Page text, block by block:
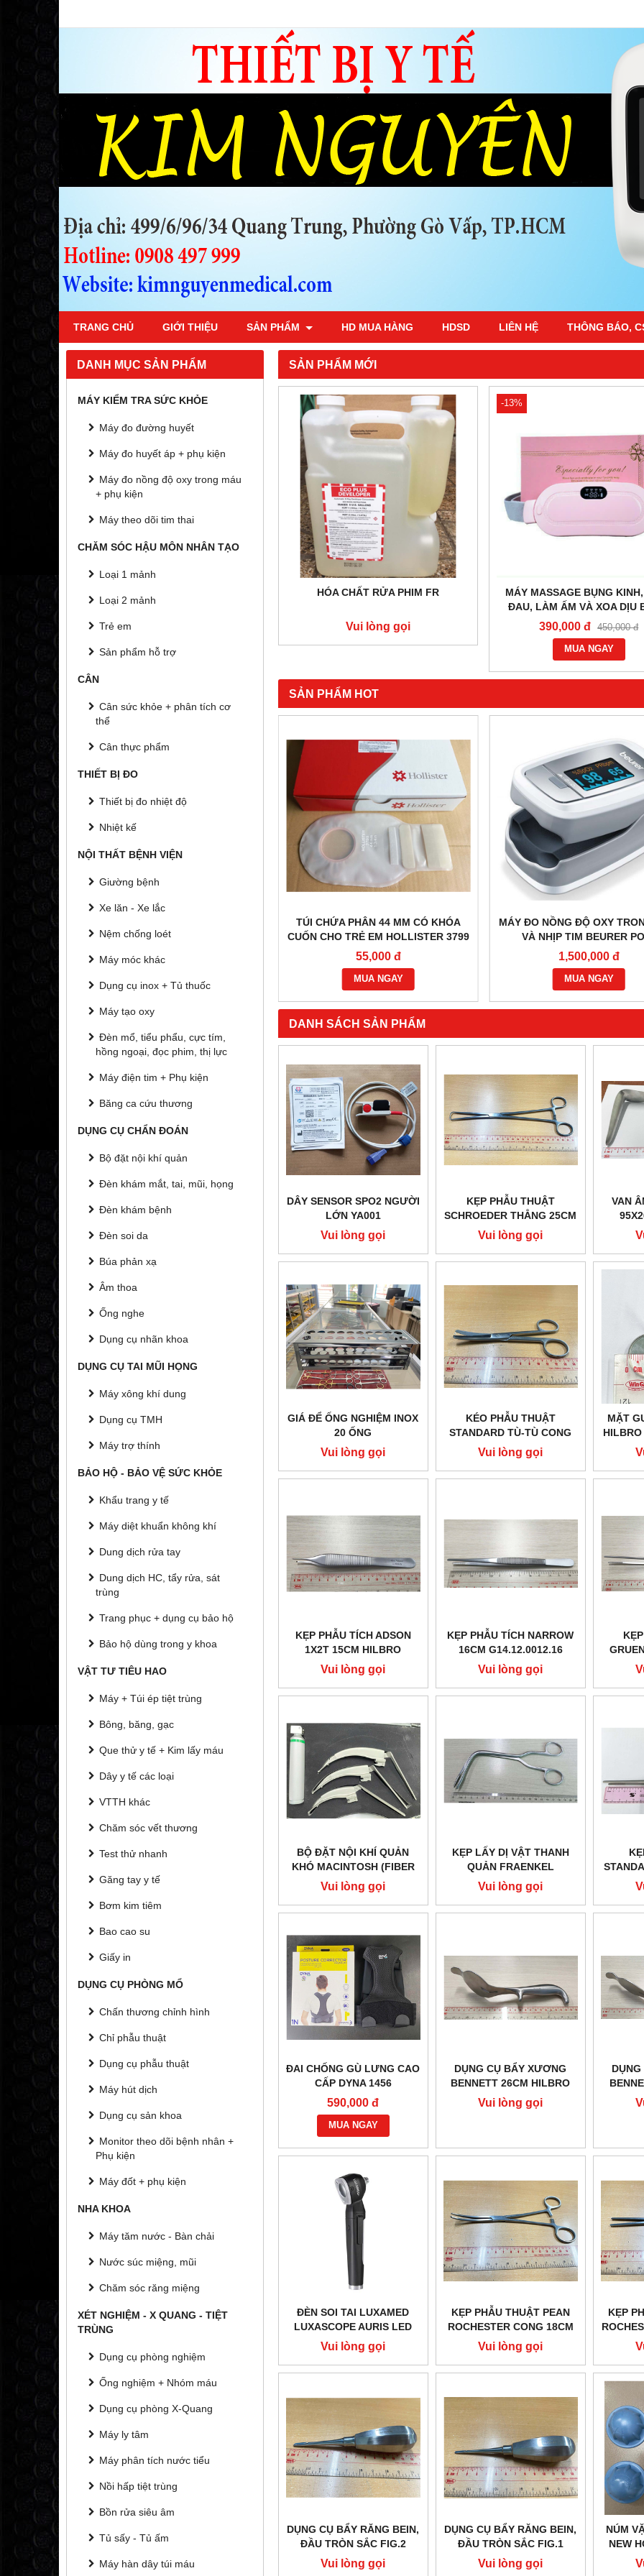
TRANG CHỦ GIỚI THIỆU SẢN PHẨM HD MUA HÀNG HDSD LIÊN HỆ THÔNG BÁO,
DANH MỤC SẢN PHẨM
MÁY KIỂM TRA SỨC KHỎE
Máy đo đường huyết
Máy đo huyết áp + phụ kiện
Máy đo nồng độ oxy trong máu
+ phụ kiện
Máy theo dõi tim thai
CHĂM SÓC HẬU MÔN NHÂN TẠO
Loại 1 mảnh
Loại 2 mảnh
Trẻ em
Sản phẩm hỗ trợ
CÂN
Cân sức khỏe + phân tích cơ
thể
Cân thực phẩm
THIẾT BỊ ĐO
Thiết bị đo nhiệt độ
Nhiệt kế
NỘI THẤT BỆNH VIỆN
Giường bệnh
Xe lăn - Xe lắc
Nệm chống loét
Máy móc khác
Dụng cụ inox + Tủ thuốc
Máy tạo oxy
Đèn mổ, tiểu phẩu, cực tím,
hồng ngoại, đọc phim, thị lực
Máy điện tim + Phụ kiện
Băng ca cứu thương
DỤNG CỤ CHẨN ĐOÁN
Bộ đặt nội khí quản
Đèn khám mắt, tai, mũi, họng
Đèn khám bệnh
Đèn soi da
Búa phản xạ
Âm thoa
Ống nghe
Dụng cụ nhãn khoa
DỤNG CỤ TAI MŨI HỌNG
Máy xông khí dung
Dụng cụ TMH
Máy trợ thính
BẢO HỘ - BẢO VỆ SỨC KHỎE
Khẩu trang y tế
Máy diệt khuẩn không khí
Dung dịch rửa tay
Dung dịch HC, tẩy rửa, sát
trùng
Trang phục + dụng cụ bảo hộ
Bảo hộ dùng trong y khoa
VẬT TƯ TIÊU HAO
Máy + Túi ép tiệt trùng
Bông, băng, gạc
Que thử y tế + Kim lấy máu
Dây y tế các loại
VTTH khác
Chăm sóc vết thương
Test thử nhanh
Găng tay y tế
Bơm kim tiêm
Bao cao su
Giấy in
DỤNG CỤ PHÒNG MỔ
Chấn thương chỉnh hình
Chỉ phẫu thuật
Dụng cụ phẫu thuật
Máy hút dịch
Dụng cụ sản khoa
Monitor theo dõi bệnh nhân +
Phụ kiện
Máy đốt + phụ kiện
NHA KHOA
Máy tăm nước - Bàn chải
Nước súc miệng, mũi
Chăm sóc răng miệng
XÉT NGHIỆM - X QUANG - TIỆT
TRÙNG
Dụng cụ phòng nghiệm
Ống nghiệm + Nhóm máu
Dụng cụ phòng X-Quang
Máy ly tâm
Máy phân tích nước tiểu
Nồi hấp tiệt trùng
Bồn rửa siêu âm
Tủ sấy - Tủ ấm
Máy hàn dây túi máu
SẢN PHẨM MỚI
-13%
MÁY MASSAGE BỤNG KINH, GIẢM
DƯỚI
390,000 đ 450,000 đ
MÁY KHOAN XƯƠNG
Vui lòng gọi
SẢN PHẨM HOT
CUỐN CHO TRẺ EM HOLLISTER 3799
55,000 đ
MÁY ĐO NỒNG ĐỘ OXY TRONG MÁU
VÀ NHỊP TIM BEURER PO30
1,500,000 đ
MUA NGAY
DUNG DỊCH TẨY RỬA, KHỬ
SÀN NHÀ VÀ CÁC BỀ
SURFANIOS PREMIUM (1
Vui lòng gọi
DANH SÁCH SẢN PHẨM
DÂY SENSOR SPO2 NGƯỜI
LỚN YA001
Vui lòng gọi
KẸP PHẪU THUẬT
SCHROEDER THẲNG 25CM
HILBRO 60.0580.25
Vui lòng gọi
VAN
GIÁ ĐỂ ỐNG NGHIỆM INOX
20 ỐNG
Vui lòng gọi
KÉO PHẪU THUẬT
STANDARD TÙ-TÙ CONG
14.5CM HILBRO 10.0011.14
Vui lòng gọi
MẶT
KẸP PHẪU TÍCH ADSON
1X2T 15CM HILBRO
12.0246.15
Vui lòng gọi
KẸP PHẪU TÍCH NARROW
16CM G14.12.0012.16
Vui lòng gọi
20CM
BỘ ĐẶT NỘI KHÍ QUẢN
KHÓ MACINTOSH (FIBER
OPTIC) NGƯỜI LỚN
HILBRO 04.4410.05 (3
Vui lòng gọi
KẸP LẤY DỊ VẬT THANH
QUẢN FRAENKEL
G14.50.0474.19
Vui lòng gọi
ĐAI CHỐNG GÙ LƯNG CAO
CẤP DYNA 1456
590,000 đ
MUA NGAY
DỤNG CỤ BẨY XƯƠNG
BENNETT 26CM HILBRO
28.0712.26
Vui lòng gọi
ĐÈN SOI TAI LUXAMED
LUXASCOPE AURIS LED
3.7 V
Vui lòng gọi
KẸP PHẪU THUẬT PEAN
ROCHESTER CONG 18CM
G14.14.0221.18
Vui lòng gọi
KẸP
DỤNG CỤ BẨY RĂNG BEIN,
ĐẦU TRÒN SẮC FIG.2
HILBRO 62.503.04
Vui lòng gọi
DỤNG CỤ BẨY RĂNG BEIN,
ĐẦU TRÒN SẮC FIG.1
HILBRO 62.503.03
Vui lòng gọi
NÚM
NEW